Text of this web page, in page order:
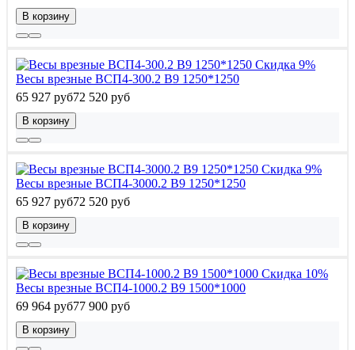
В корзину
Скидка 9%
Весы врезные ВСП4-300.2 В9 1250*1250
65 927 руб72 520 руб
В корзину
Скидка 9%
Весы врезные ВСП4-3000.2 В9 1250*1250
65 927 руб72 520 руб
В корзину
Скидка 10%
Весы врезные ВСП4-1000.2 В9 1500*1000
69 964 руб77 900 руб
В корзину